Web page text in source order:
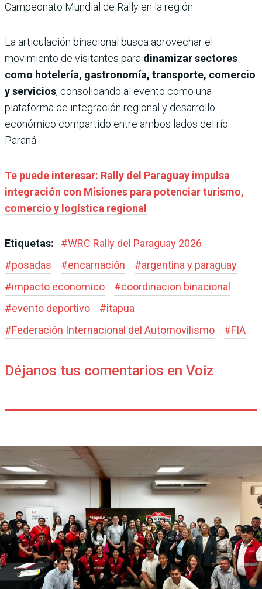
Campeonato Mundial de Rally en la región.
La articulación binacional busca aprovechar el
movimiento de visitantes para dinamizar sectores
como hotelería, gastronomía, transporte, comercio
y servicios, consolidando al evento como una
plataforma de integración regional y desarrollo
económico compartido entre ambos lados del río
Paraná.
Te puede interesar: Rally del Paraguay impulsa
integración con Misiones para potenciar turismo,
comercio y logística regional
Etiquetas: #WRC Rally del Paraguay 2026
#posadas #encarnación #argentina y paraguay
#impacto economico #coordinacion binacional
#evento deportivo #itapua
#Federación Internacional del Automovilismo #FIA
Déjanos tus comentarios en Voiz